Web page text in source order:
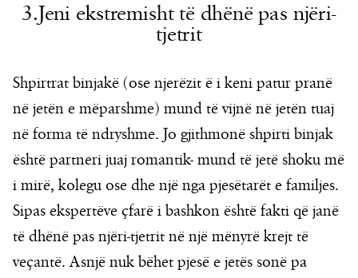
3.Jeni ekstremisht të dhënë pas njëri-
tjetrit
Shpirtrat binjakë (ose njerëzit ë i keni patur pranë
në jetën e mëparshme) mund të vijnë në jetën tuaj
në forma të ndryshme. Jo gjithmonë shpirti binjak
është partneri juaj romantik- mund të jetë shoku më
i mirë, kolegu ose dhe një nga pjesëtarët e familjes.
Sipas ekspertëve çfarë i bashkon është fakti që janë
të dhënë pas njëri-tjetrit në një mënyrë krejt të
veçantë. Asnjë nuk bëhet pjesë e jetës sonë pa